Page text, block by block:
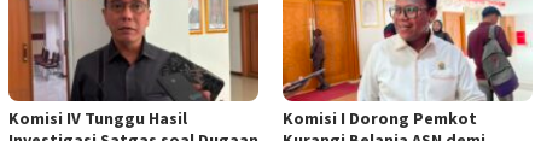
Komisi IV Tunggu Hasil
Komisi I Dorong Pemkot